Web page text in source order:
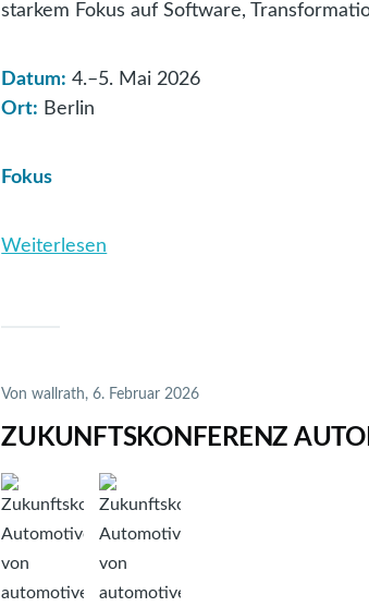
starkem Fokus auf Software,
Datum: 4.–5. Mai 2026
Ort: Berlin
Fokus
Weiterlesen
Vonwallrath, 6. Februar 2026
ZUKUNFTSKONFERENZ
Image Image